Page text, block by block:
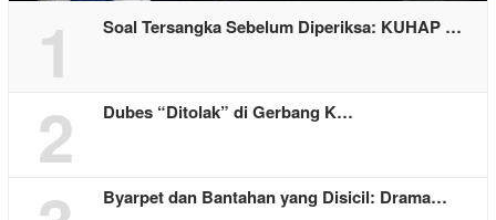
1 Soal Tersangka Sebelum Diperiksa: KUHAP …
2 Dubes “Ditolak” di Gerbang K…
Byarpet dan Bantahan yang Disicil: Drama…